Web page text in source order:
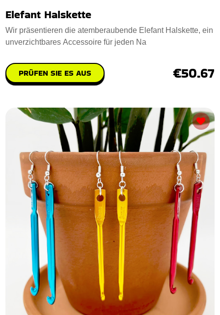
Elefant Halskette
Wir präsentieren die atemberaubende Elefant Halskette, ein
unverzichtbares Accessoire für jeden Na
PRÜFEN SIE ES AUS €50.67